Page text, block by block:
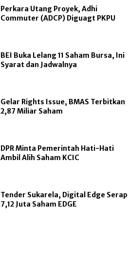
Perkara Utang Proyek, Adhi
Commuter (ADCP) Diguagt PKPU
BEI Buka Lelang 11 Saham Bursa, Ini
Syarat dan Jadwalnya
Gelar Rights Issue, BMAS Terbitkan
2,87 Miliar Saham
DPR Minta Pemerintah Hati-Hati
Ambil Alih Saham KCIC
Tender Sukarela, Digital Edge Serap
7,12 Juta Saham EDGE